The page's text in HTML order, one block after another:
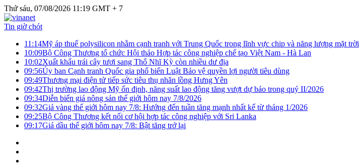
Thứ sáu, 07/08/2026 11:19 GMT + 7
Tin giờ chót
11:14Mỹ áp thuế polysilicon nhằm cạnh tranh với Trung Quốc trong lĩnh vực chip và năng lượng mặt trời
10:09Bộ Công Thương tổ chức Hội thảo Hợp tác công nghiệp chế tạo Việt Nam - Hà Lan
10:02Xuất khẩu trái cây tươi sang Thổ Nhĩ Kỳ còn nhiều dư địa
09:56Ủy ban Cạnh tranh Quốc gia phổ biến Luật Bảo vệ quyền lợi người tiêu dùng
09:49Thương mại điện tử tiếp sức tiêu thụ nhãn lồng Hưng Yên
09:42Thị trường lao động Mỹ ổn định, năng suất lao động tăng vượt dự báo trong quý II/2026
09:34Diễn biến giá nông sản thế giới hôm nay 7/8/2026
09:32Giá vàng thế giới hôm nay 7/8: Hướng đến tuần tăng mạnh nhất kể từ tháng 1/2026
09:25Bộ Công Thương kết nối cơ hội hợp tác công nghiệp với Sri Lanka
09:17Giá dầu thế giới hôm nay 7/8: Bật tăng trở lại